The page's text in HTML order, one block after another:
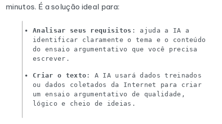
minutos. É a solução ideal para:
Analisar seus requisitos : ajuda a IA a
identificar claramente o tema e o conteúdo
do ensaio argumentativo que você precisa
escrever.
Criar o texto : A IA usará dados treinados
ou dados coletados da Internet para criar
um ensaio argumentativo de qualidade,
lógico e cheio de ideias.